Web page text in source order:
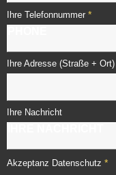
Ihre Telefonnummer *
Ihre Adresse (Straße + Ort)
Ihre Nachricht
Akzeptanz Datenschutz *